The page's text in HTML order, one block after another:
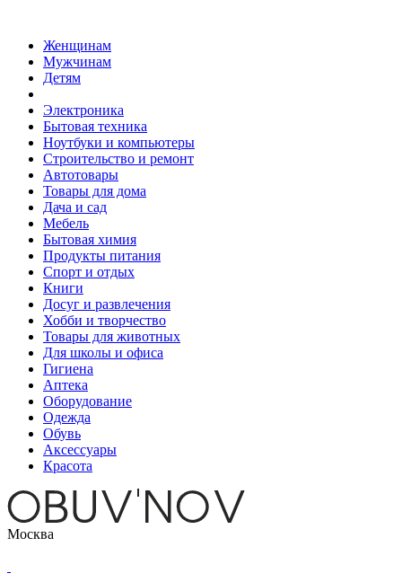
Женщинам
Мужчинам
Детям
Электроника
Бытовая техника
Ноутбуки и компьютеры
Строительство и ремонт
Автотовары
Товары для дома
Дача и сад
Мебель
Бытовая химия
Продукты питания
Спорт и отдых
Книги
Досуг и развлечения
Хобби и творчество
Товары для животных
Для школы и офиса
Гигиена
Аптека
Оборудование
Одежда
Обувь
Аксессуары
Красота
Москва